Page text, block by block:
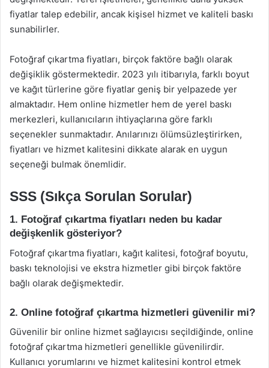
fiyatlar talep edebilir, ancak kişisel hizmet ve kaliteli baskı
sunabilirler.
Fotoğraf çıkartma fiyatları, birçok faktöre bağlı olarak
değişiklik göstermektedir. 2023 yılı itibarıyla, farklı boyut
ve kağıt türlerine göre fiyatlar geniş bir yelpazede yer
almaktadır. Hem online hizmetler hem de yerel baskı
merkezleri, kullanıcıların ihtiyaçlarına göre farklı
seçenekler sunmaktadır. Anılarınızı ölümsüzleştirirken,
fiyatları ve hizmet kalitesini dikkate alarak en uygun
seçeneği bulmak önemlidir.
SSS (Sıkça Sorulan Sorular)
1. Fotoğraf çıkartma fiyatları neden bu kadar
değişkenlik gösteriyor?
Fotoğraf çıkartma fiyatları, kağıt kalitesi, fotoğraf boyutu,
baskı teknolojisi ve ekstra hizmetler gibi birçok faktöre
bağlı olarak değişmektedir.
2. Online fotoğraf çıkartma hizmetleri güvenilir mi?
Güvenilir bir online hizmet sağlayıcısı seçildiğinde, online
fotoğraf çıkartma hizmetleri genellikle güvenilirdir.
Kullanıcı yorumlarını ve hizmet kalitesini kontrol etmek